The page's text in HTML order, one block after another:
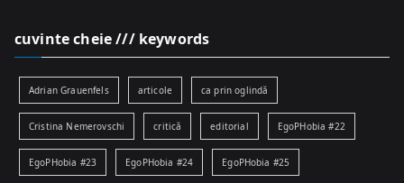
cuvinte cheie /// keywords
Adrian Grauenfels articole ca prin oglindă
Cristina Nemerovschi critică editorial EgoPHobia #22
EgoPHobia #23 EgoPHobia #24 EgoPHobia #25